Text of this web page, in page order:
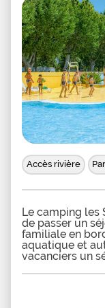
d'une
draps,
connecter au
au
terrain de
s'amuseront
30 mètres avec
marcher
dans un cadre
l'immensité de
pour ses
manquez pas
pour faire le
Accès rivière
Le camping les
de passer un
familiale en
aquatique et
vacanciers un
vacanciers ont
de rêve grâce